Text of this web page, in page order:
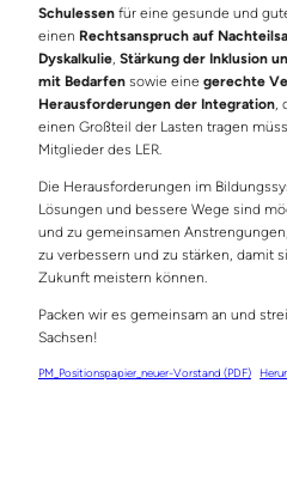
Schulessen für eine gesunde und
einen Rechtsanspruch auf
Dyskalkulie Stärkung der Inklusion
mit Bedarfen sowie eine gerechte
Herausforderungen der Integration
einen Großteil der Lasten tragen
Mitglieder des LER.
Die Herausforderungen im
Lösungen und bessere Wege sind
und zu gemeinsamen
zu verbessern und zu stärken, damit
Zukunft meistern können.
Packen wir es gemeinsam an und
Sachsen!
PM_Positionspapier_neuer-Vorstand (PDF)